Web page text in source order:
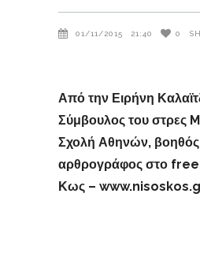
01/11/2015 21:40 0
Από την Ειρήνη
Σύμβουλος του στρες
Σχολή Αθηνών, βοηθός
αρθρογράφος στο
Κως –